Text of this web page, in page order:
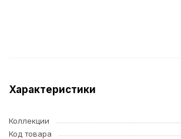
Характеристики
Коллекции
Код товара